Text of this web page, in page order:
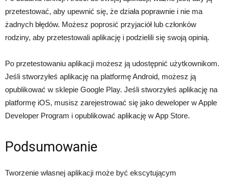
przetestować, aby upewnić się, że działa poprawnie i nie ma
żadnych błędów. Możesz poprosić przyjaciół lub członków
rodziny, aby przetestowali aplikację i podzielili się swoją opinią.
Po przetestowaniu aplikacji możesz ją udostępnić użytkownikom.
Jeśli stworzyłeś aplikację na platformę Android, możesz ją
opublikować w sklepie Google Play. Jeśli stworzyłeś aplikację na
platformę iOS, musisz zarejestrować się jako deweloper w Apple
Developer Program i opublikować aplikację w App Store.
Podsumowanie
Tworzenie własnej aplikacji może być ekscytującym